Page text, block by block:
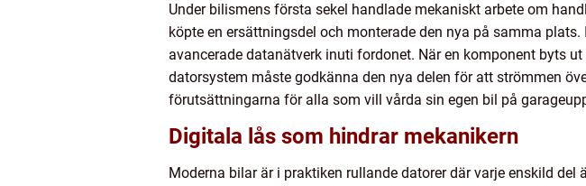
Under bilismens första sekel handlade mekaniskt arbete om
köpte en ersättningsdel och monterade den nya på samma plats.
avancerade datanätverk inuti fordonet. När en komponent byts
datorsystem måste godkänna den nya delen för att strömmen
förutsättningarna för alla som vill vårda sin egen bil på
Digitala lås som hindrar mekanikern
Moderna bilar är i praktiken rullande datorer där varje enskild